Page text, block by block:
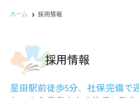
ホーム 採用情報
採用情報
星田駅前徒歩5分、社保完備で